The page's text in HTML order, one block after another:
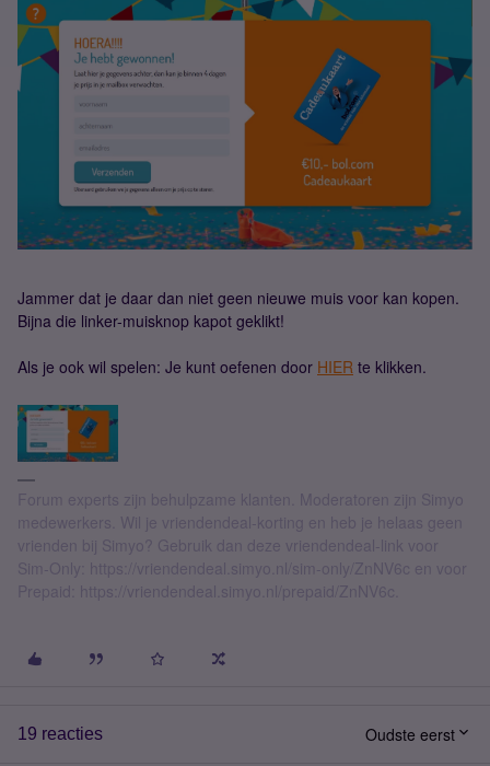
Jammer dat je daar dan niet geen nieuwe muis voor kan kopen.
Bijna die linker-muisknop kapot geklikt!
Als je ook wil spelen: Je kunt oefenen door HIER te klikken.
Forum experts zijn behulpzame klanten. Moderatoren zijn Simyo
medewerkers. Wil je vriendendeal-korting en heb je helaas geen
vrienden bij Simyo? Gebruik dan deze vriendendeal-link voor
Sim-Only: https://vriendendeal.simyo.nl/sim-only/ZnNV6c en voor
Prepaid: https://vriendendeal.simyo.nl/prepaid/ZnNV6c.
19 reacties Oudste eerst